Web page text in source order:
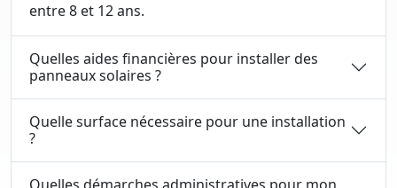
entre 8 et 12 ans.
Quelles aides financières pour installer des
panneaux solaires ?
Quelle surface nécessaire pour une installation
?